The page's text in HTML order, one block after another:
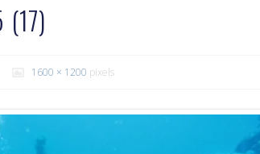
(17)
1600 × 1200 pixels